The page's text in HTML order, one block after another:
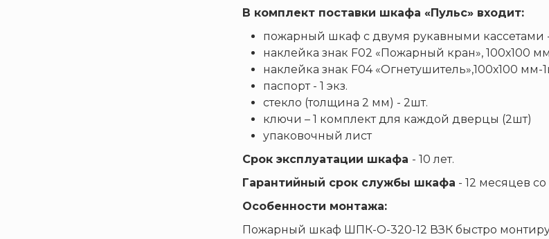
В комплект поставки шкафа «Пульс» входит:
пожарный шкаф с двумя рукавными кассетами -
наклейка знак F02 «Пожарный кран», 100х100
наклейка знак F04 «Огнетушитель»,100х100 мм-
паспорт - 1 экз.
стекло (толщина 2 мм) - 2шт.
ключи – 1 комплект для каждой дверцы (2шт)
упаковочный лист
Срок эксплуатации шкафа - 10 лет.
Гарантийный срок службы шкафа - 12 месяцев
Особенности монтажа:
Пожарный шкаф ШПК-О-320-12 ВЗК быстро